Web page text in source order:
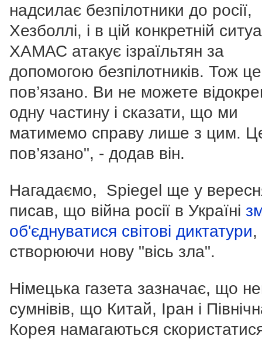
надсилає безпілотники до росії,
Хезболлі, і в цій конкретній
ХАМАС атакує ізраїльтян за
допомогою безпілотників. Тож
пов’язано. Ви не можете
одну частину і сказати, що ми
матимемо справу лише з цим.
пов’язано", - додав він.
Нагадаємо, Spiegel ще у
писав, що війна росії в Україні
об'єднуватися світові диктатури,
створюючи нову "вісь зла".
Німецька газета зазначає, що
сумнівів, що Китай, Іран і
Корея намагаються